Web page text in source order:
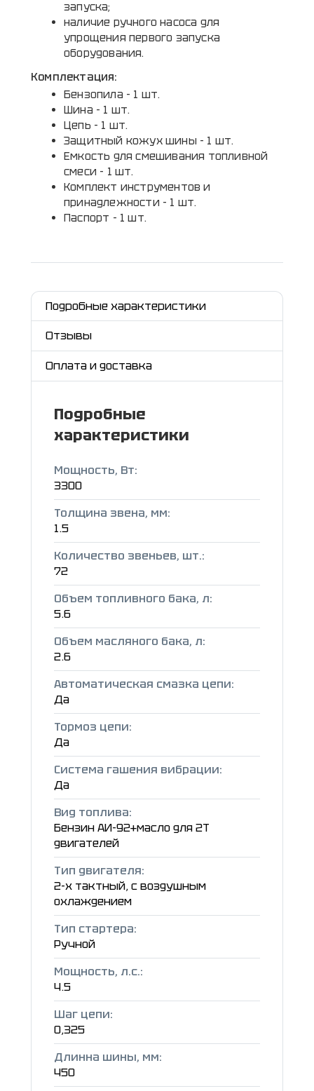
запуска;
наличие ручного насоса для
упрощения первого запуска
оборудования.
Комплектация:
Бензопила - 1 шт.
Шина - 1 шт.
Цепь - 1 шт.
Защитный кожух шины - 1 шт.
Емкость для смешивания топливной
смеси - 1 шт.
Комплект инструментов и
принадлежности - 1 шт.
Паспорт - 1 шт.
Подробные характеристики
Отзывы
Оплата и доставка
Подробные
характеристики
Мощность, Вт:
3300
Толщина звена, мм:
1.5
Количество звеньев, шт.:
72
Объем топливного бака, л:
5.6
Объем масляного бака, л:
2.6
Автоматическая смазка цепи:
Да
Тормоз цепи:
Да
Система гашения вибрации:
Да
Вид топлива:
Бензин АИ-92+масло для 2Т
двигателей
Тип двигателя:
2-х тактный, с воздушным
охлаждением
Тип стартера:
Ручной
Мощность, л.с.:
4.5
Шаг цепи:
0,325
Длинна шины, мм:
450